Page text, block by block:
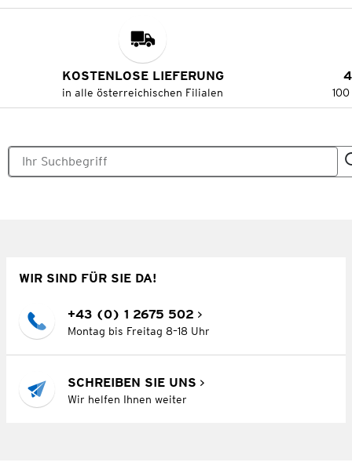
KOSTENLOSE LIEFERUNG
in alle österreichischen Filialen
WIR SIND FÜR SIE DA!
+43 (0) 1 2675 502
Montag bis Freitag 8–18 Uhr
SCHREIBEN SIE UNS
Wir helfen Ihnen weiter